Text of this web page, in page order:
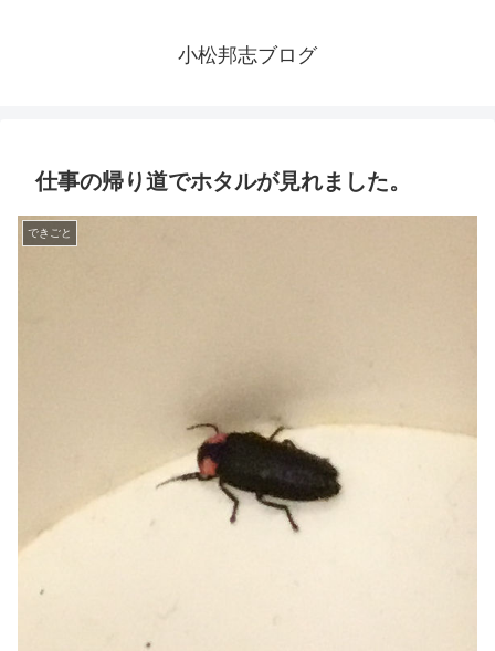
小松邦志ブログ
仕事の帰り道でホタルが見れました。
できごと